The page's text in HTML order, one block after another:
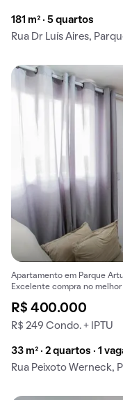
181 m² · 5 quartos
Rua Dr Luís Aires,
Apartamento em Parque
Excelente compra no melhor
R$ 400.000
R$ 249 Condo. + IPTU
33 m² · 2 quartos · 1
Rua Peixoto Werneck,